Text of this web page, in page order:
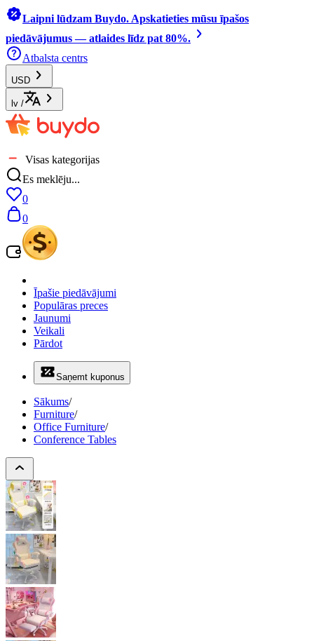
Laipni lūdzam Buydo. Apskatieties mūsu īpašos
piedāvājumus — atlaides līdz pat 80%.
Atbalsta centrs
USD
lv /
Visas kategorijas
Es meklēju...
0
0
Īpašie piedāvājumi
Populāras preces
Jaunumi
Veikali
Pārdot
Saņemt kuponus
Sākums/
Furniture/
Office Furniture/
Conference Tables